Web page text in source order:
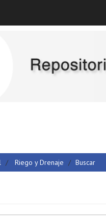
Riego y Drenaje Buscar